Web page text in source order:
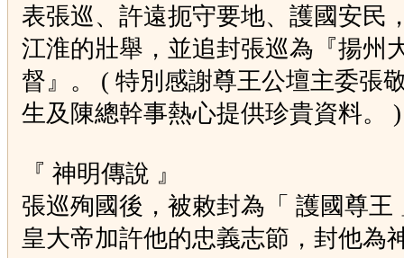
表張巡、許遠扼守要地、護國安民
江淮的壯舉，並追封張巡為『揚州
督』。
( 特別感謝尊王公壇主委張
生及陳總幹事熱心提供珍貴資料。 )
『 神明傳說 』
張巡殉國後，被敕封為「 護國尊王
皇大帝加許他的忠義志節，封他為